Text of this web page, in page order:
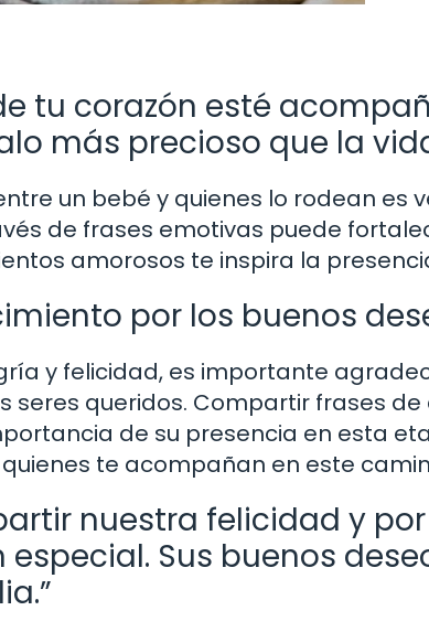
tu corazón esté
más precioso que la
un bebé y quienes lo rodean
de frases emotivas puede
amorosos te inspira la
por los buenos
y felicidad, es importante
seres queridos. Compartir frases
de su presencia en esta
te acompañan en este
nuestra felicidad y
Sus buenos